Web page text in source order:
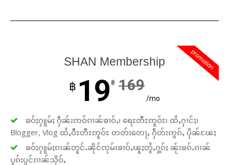
promotion
SHAN Membership
฿ 19 ฿ 169
/mo
ၶဝ်ႈႁူမ်ႈ ႁဵၼ်းဢဝ်ၵၢၼ်ၶၢဝ်ႇ၊ ရေႊတီႊဢူဝ်ႊ၊ ထႆႇႁၢင်ႈ၊
Blogger, Vlog ထႆႇဝီႊတီႊဢူဝ်ႊ တတ်းတေႃႇ ႁဵတ်းဢွၵ်ႇ ပိုၼ်ၽႄႈ
ၶဝ်ႈႁူမ်ႈၵၢၼ်တူင်ႉၼိုင်ၸုမ်းၶၢဝ်ႇၽူႈတွႆႇႁွၵ်ႈ ၼႂ်းၶၵ်ႉၵၢၼ်
ပူၵ်းပွင်ၵၢၼ်သိုဝ်ႇ